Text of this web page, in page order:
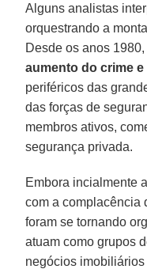
Alguns analistas
orquestrando a
Desde os anos
aumento do crime
periféricos das
das forças de
membros ativos,
segurança privada.
Embora incialmente
com a complacência
foram se tornando
atuam como grupos
negócios